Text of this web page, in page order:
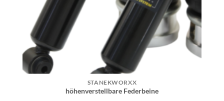
STANEKWORXX
höhenverstellbare Federbeine